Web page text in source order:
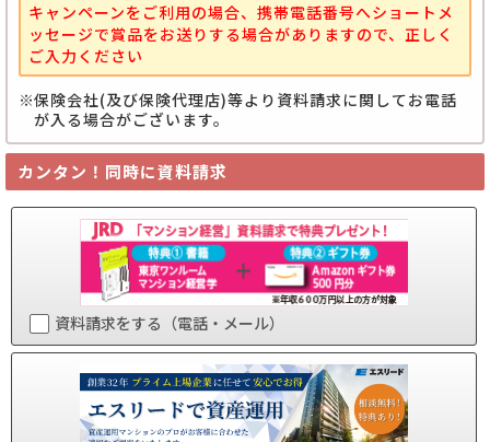
キャンペーンをご利用の場合、携帯電話番号へショートメ
ッセージで賞品をお送りする場合がありますので、正しく
ご入力ください
保険会社(及び保険代理店)等より資料請求に関してお電話
が入る場合がございます。
カンタン！同時に資料請求
資料請求をする（電話・メール）